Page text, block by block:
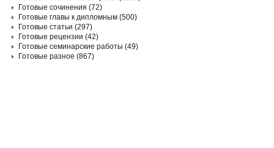
Готовые сочинения (72)
Готовые главы к дипломным (500)
Готовые статьи (297)
Готовые рецензии (42)
Готовые семинарские работы (49)
Готовые разное (867)